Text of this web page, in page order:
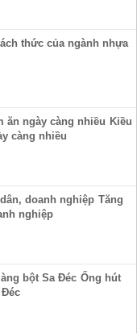
thức của ngành nhựa
Kiều
càng nhiều
Tăng
nghiệp
Ống hút